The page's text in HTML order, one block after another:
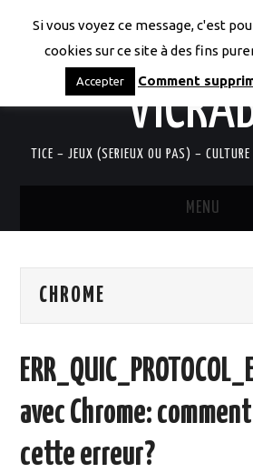
LES
TICE – JEUX (SERIEUX OU PAS) –
MENU
QUI SUIS-JE?
DOCUMENTS
MOOC SUIVIS
CHROME
avec Chrome:
cette erreur?
Si vous voyez ce message, c'est
cookies sur ce site à des fins
Accepter Comment